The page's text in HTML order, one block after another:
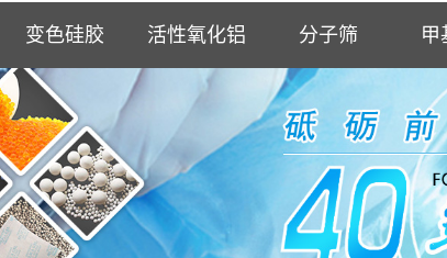
变色硅胶 活性氧化铝 分子筛 甲